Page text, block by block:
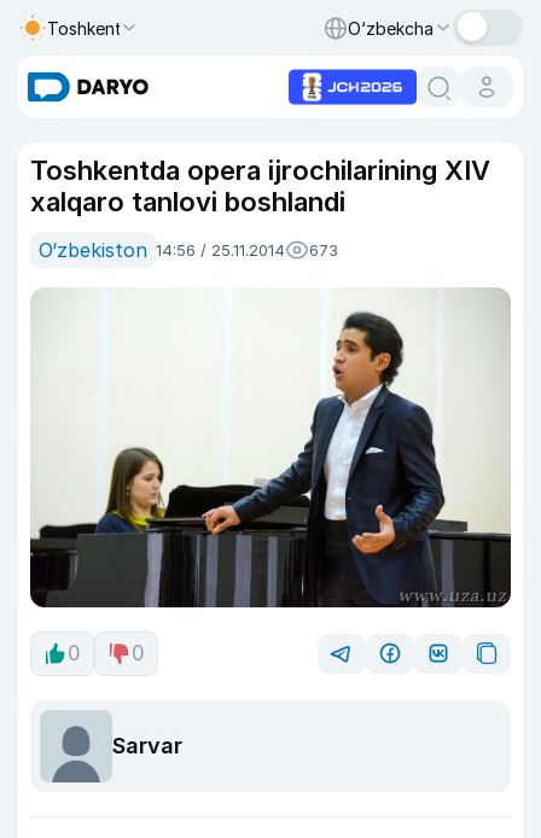
Toshkent O‘zbekcha
Toshkentda opera ijrochilarining XIV
xalqaro tanlovi boshlandi
O‘zbekiston 14:56 / 25.11.2014 673
0 0
Sarvar